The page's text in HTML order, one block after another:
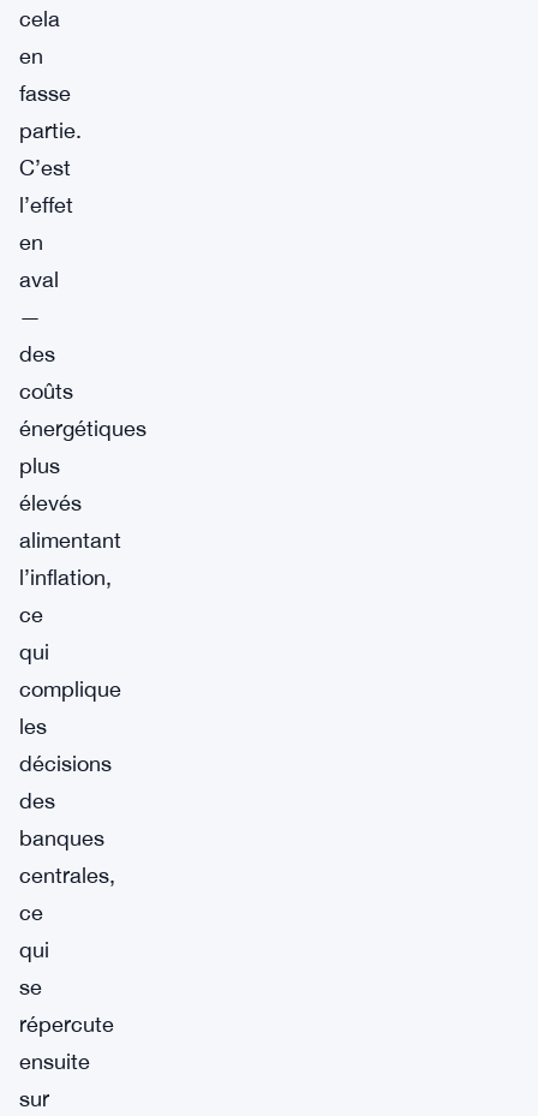
cela
en
fasse
partie.
C’est
l’effet
en
aval
—
des
coûts
énergétiques
plus
élevés
alimentant
l’inflation,
ce
qui
complique
les
décisions
des
banques
centrales,
ce
qui
se
répercute
ensuite
sur